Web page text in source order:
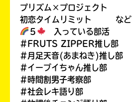
プリズム×プロジェクト
初恋タイムリミット など
５
入っている部活
#FRUTS ZIPPER推し部
#月足天音(あまねき)推し部
#イーブイちゃん推し部
#時間割男子考察部
#社会レキ語り部